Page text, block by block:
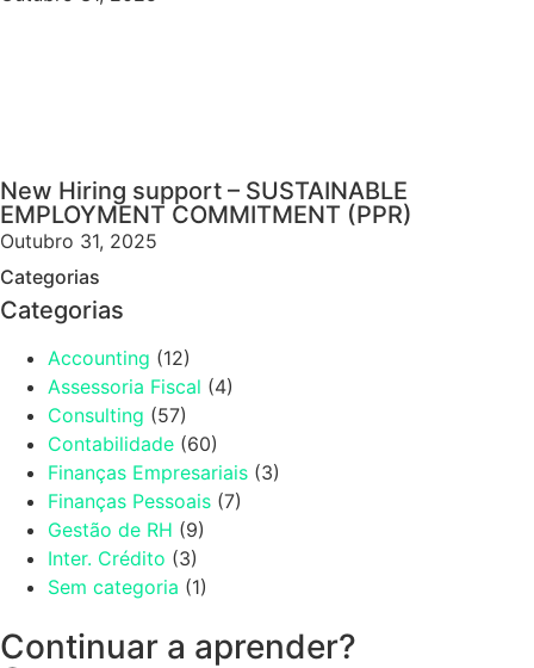
New Hiring support – SUSTAINABLE
EMPLOYMENT COMMITMENT (PPR)
Outubro 31, 2025
Categorias
Categorias
Accounting (12)
Assessoria Fiscal (4)
Consulting (57)
Contabilidade (60)
Finanças Empresariais (3)
Finanças Pessoais (7)
Gestão de RH (9)
Inter. Crédito (3)
Sem categoria (1)
Continuar a aprender?